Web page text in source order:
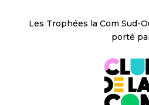
Les Trophées la Com Sud-
porté